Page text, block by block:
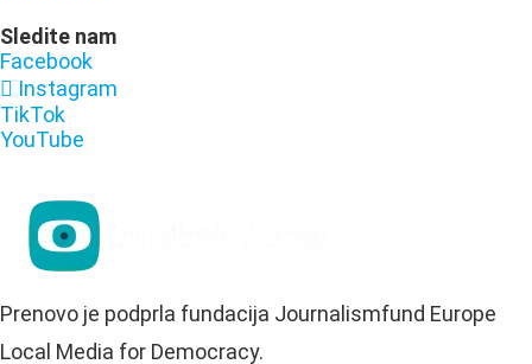
Sledite nam
Facebook
Instagram
TikTok
YouTube
Prenovo je podprla fundacija Journalismfund Europe
Local Media for Democracy.